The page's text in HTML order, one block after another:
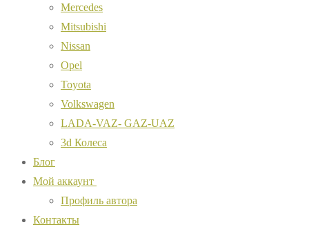
Mercedes
Mitsubishi
Nissan
Opel
Toyota
Volkswagen
LADA-VAZ- GAZ-UAZ
3d Колеса
Блог
Мой аккаунт
Профиль автора
Контакты